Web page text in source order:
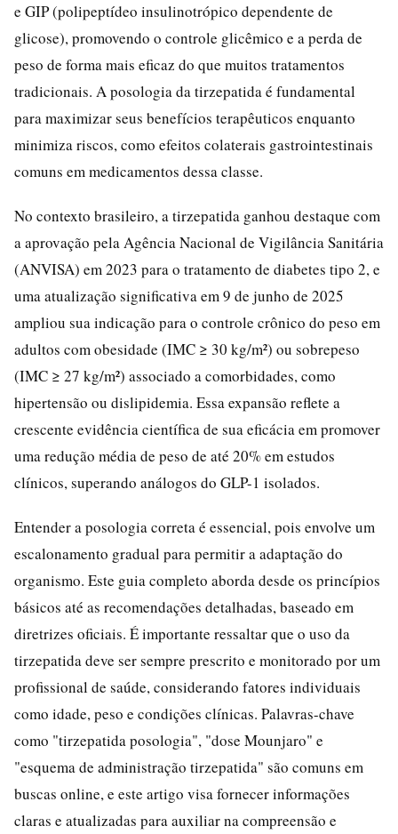
e GIP (polipeptídeo insulinotrópico dependente de
glicose), promovendo o controle glicêmico e a perda de
peso de forma mais eficaz do que muitos tratamentos
tradicionais. A posologia da tirzepatida é fundamental
para maximizar seus benefícios terapêuticos enquanto
minimiza riscos, como efeitos colaterais gastrointestinais
comuns em medicamentos dessa classe.
No contexto brasileiro, a tirzepatida ganhou destaque com
a aprovação pela Agência Nacional de Vigilância Sanitária
(ANVISA) em 2023 para o tratamento de diabetes tipo 2, e
uma atualização significativa em 9 de junho de 2025
ampliou sua indicação para o controle crônico do peso em
adultos com obesidade (IMC ≥ 30 kg/m²) ou sobrepeso
(IMC ≥ 27 kg/m²) associado a comorbidades, como
hipertensão ou dislipidemia. Essa expansão reflete a
crescente evidência científica de sua eficácia em promover
uma redução média de peso de até 20% em estudos
clínicos, superando análogos do GLP-1 isolados.
Entender a posologia correta é essencial, pois envolve um
escalonamento gradual para permitir a adaptação do
organismo. Este guia completo aborda desde os princípios
básicos até as recomendações detalhadas, baseado em
diretrizes oficiais. É importante ressaltar que o uso da
tirzepatida deve ser sempre prescrito e monitorado por um
profissional de saúde, considerando fatores individuais
como idade, peso e condições clínicas. Palavras-chave
como "tirzepatida posologia", "dose Mounjaro" e
"esquema de administração tirzepatida" são comuns em
buscas online, e este artigo visa fornecer informações
claras e atualizadas para auxiliar na compreensão e